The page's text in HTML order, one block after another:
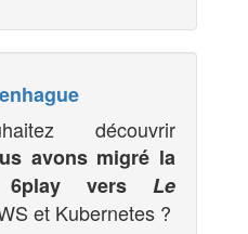
découvrir
avons migré la
6play vers Le
et Kubernetes ?